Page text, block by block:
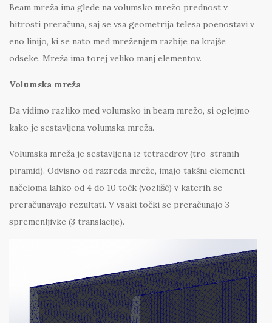
Beam mreža ima glede na volumsko mrežo prednost v
hitrosti preračuna, saj se vsa geometrija telesa poenostavi v
eno linijo, ki se nato med mreženjem razbije na krajše
odseke. Mreža ima torej veliko manj elementov.
Volumska mreža
Da vidimo razliko med volumsko in beam mrežo, si oglejmo
kako je sestavljena volumska mreža.
Volumska mreža je sestavljena iz tetraedrov (tro-stranih
piramid). Odvisno od razreda mreže, imajo takšni elementi
načeloma lahko od 4 do 10 točk (vozlišč) v katerih se
preračunavajo rezultati. V vsaki točki se preračunajo 3
spremenljivke (3 translacije).